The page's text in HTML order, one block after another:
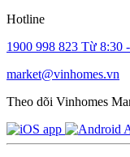
Hotline
1900 998 823 Từ 8:30
market@vinhomes.vn
Theo dõi Vinhomes